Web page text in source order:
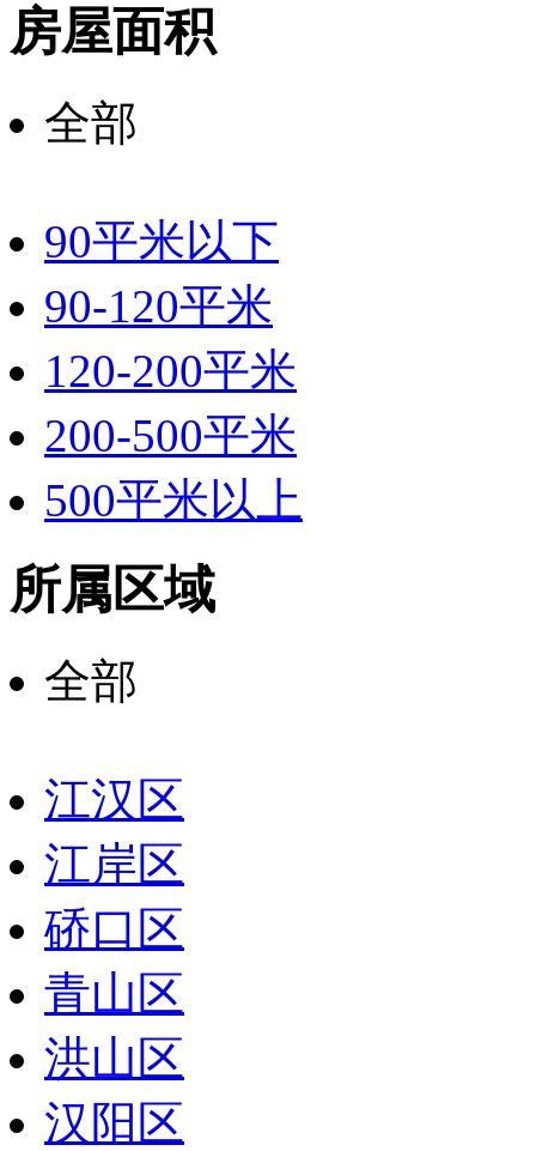
房屋面积
全部
90平米以下
90-120平米
120-200平米
200-500平米
500平米以上
所属区域
全部
江汉区
江岸区
硚口区
青山区
洪山区
汉阳区